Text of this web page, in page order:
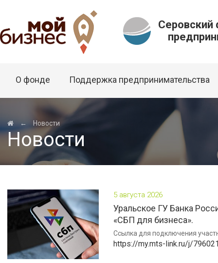
О фонде Поддержка предпринимательства
← Новости
Новости
5 августа 2026
Уральское ГУ Банка
«СБП для бизнеса».
Ссылка для подключения
https://my.mts-link.ru/j/